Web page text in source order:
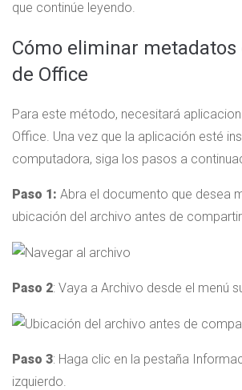
que continúe leyendo.
Cómo eliminar metadatos
de Office
Para este método, necesitará
Office. Una vez que la aplicación esté
computadora, siga los pasos a
Paso 1: Abra el documento que desea
ubicación del archivo antes de
Paso 2: Vaya a Archivo desde el menú
Paso 3: Haga clic en la pestaña
izquierdo.